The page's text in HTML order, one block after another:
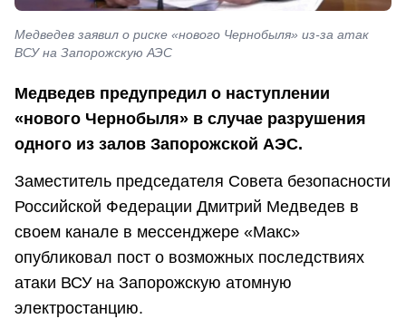
Медведев заявил о риске «нового Чернобыля» из-за атак
ВСУ на Запорожскую АЭС
Медведев предупредил о наступлении
«нового Чернобыля» в случае разрушения
одного из залов Запорожской АЭС.
Заместитель председателя Совета безопасности
Российской Федерации Дмитрий Медведев в
своем канале в мессенджере «Макс»
опубликовал пост о возможных последствиях
атаки ВСУ на Запорожскую атомную
электростанцию.